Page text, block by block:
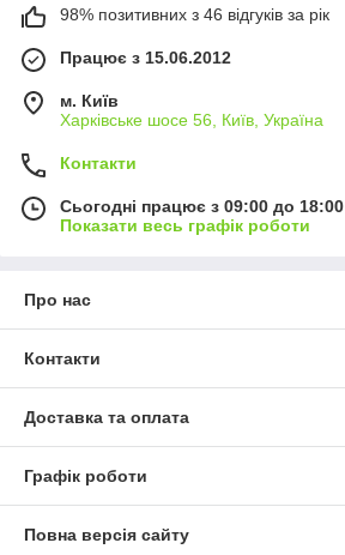
98% позитивних з 46 відгуків за рік
Працює з 15.06.2012
м. Київ
Харківське шосе 56, Київ, Україна
Контакти
Сьогодні працює з 09:00 до 18:00
Показати весь графік роботи
Про нас
Контакти
Доставка та оплата
Графік роботи
Повна версія сайту